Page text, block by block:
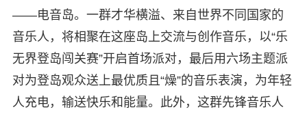
——电音岛。一群才华横溢、来自世界不同国家的
音乐人，将相聚在这座岛上交流与创作音乐，以“乐
无界登岛闯关赛”开启首场派对，最后用六场主题派
对为登岛观众送上最优质且“燥”的音乐表演，为年轻
人充电，输送快乐和能量。此外，这群先锋音乐人